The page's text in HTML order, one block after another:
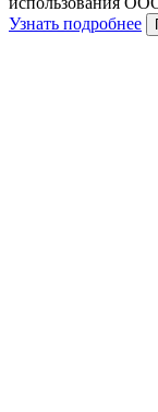
Узнать подробнее